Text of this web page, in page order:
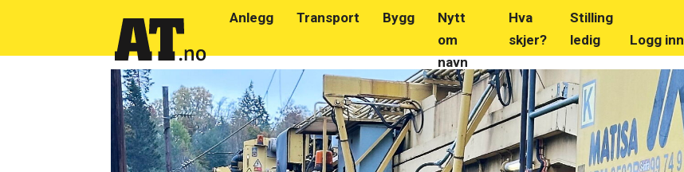
Anlegg Transport Bygg
Nytt
om
navn
Hva
skjer?
Stilling
ledig
Logg inn